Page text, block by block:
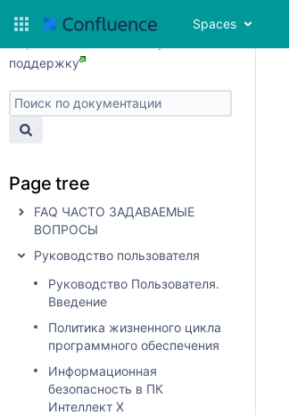
Spaces
Перейти в хранилище документации
поддержку
Page tree
FAQ ЧАСТО ЗАДАВАЕМЫЕ
ВОПРОСЫ
Руководство пользователя
Руководство Пользователя.
Введение
Политика жизненного цикла
программного обеспечения
Информационная
безопасность в ПК
Интеллект X